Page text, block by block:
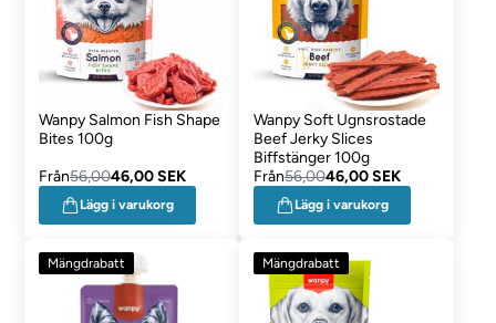
Wanpy Salmon Fish Shape
Bites 100g
Från56,0046,00 SEK
Lägg i varukorg
Wanpy Soft Ugnsrostade
Beef Jerky Slices
Biffstänger 100g
Från56,0046,00 SEK
Lägg i varukorg
Mängdrabatt Mängdrabatt